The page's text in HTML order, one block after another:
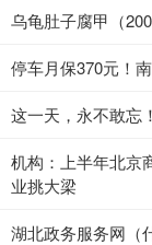
乌龟肚子腐甲（
停车月保370元！
这一天，永不敢忘！
机构：上半年北京
业挑大梁
湖北政务服务网（